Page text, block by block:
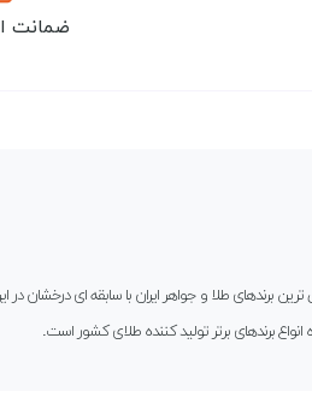
ضمانت
برندهای طلا و جواهر ایران با سابقه ای درخشان
برندهای برتر تولید کننده طلای کشور است.